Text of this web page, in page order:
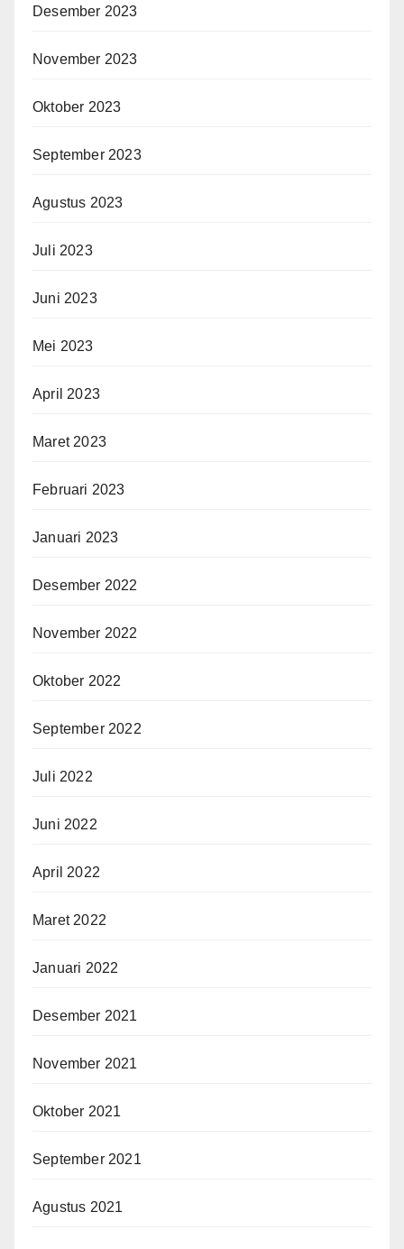
Desember 2023
November 2023
Oktober 2023
September 2023
Agustus 2023
Juli 2023
Juni 2023
Mei 2023
April 2023
Maret 2023
Februari 2023
Januari 2023
Desember 2022
November 2022
Oktober 2022
September 2022
Juli 2022
Juni 2022
April 2022
Maret 2022
Januari 2022
Desember 2021
November 2021
Oktober 2021
September 2021
Agustus 2021